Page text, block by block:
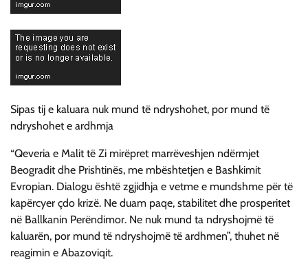
Sipas tij e kaluara nuk mund të ndryshohet, por mund të
ndryshohet e ardhmja
“Qeveria e Malit të Zi mirëpret marrëveshjen ndërmjet
Beogradit dhe Prishtinës, me mbështetjen e Bashkimit
Evropian. Dialogu është zgjidhja e vetme e mundshme për të
kapërcyer çdo krizë. Ne duam paqe, stabilitet dhe prosperitet
në Ballkanin Perëndimor. Ne nuk mund ta ndryshojmë të
kaluarën, por mund të ndryshojmë të ardhmen”, thuhet në
reagimin e Abazoviqit.